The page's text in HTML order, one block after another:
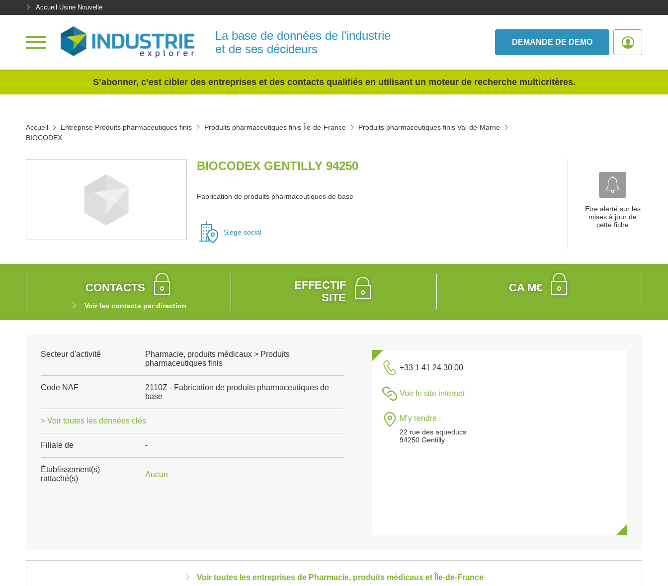
Accueil Usine Nouvelle
La base de données de l’industrie
et de ses décideurs
DEMANDE DE DEMO
S’abonner, c’est cibler des entreprises et des contacts qualifiés en utilisant un moteur de recherche multicritères.
Accueil Entreprise Produits pharmaceutiques finis Produits pharmaceutiques finis Île-de-France
Produits pharmaceutiques finis Val-de-Marne
BIOCODEX
BIOCODEX GENTILLY 94250
Fabrication de produits pharmaceutiques de base
Siège social
Etre alerté sur les
mises à jour de
cette fiche
CONTACTS
Voir les contacts par direction
EFFECTIF
SITE
CA M€
Secteur d'activité
Pharmacie, produits médicaux > Produits
pharmaceutiques finis
Code NAF
2110Z - Fabrication de produits pharmaceutiques de
base
> Voir toutes les données clés
Filiale de -
Établissement(s)
rattaché(s)
Aucun
+33 1 41 24 30 00
Voir le site internet
M’y rendre :
22 rue des aqueducs
94250 Gentilly
Voir toutes les entreprises de Pharmacie, produits médicaux et Île-de-France